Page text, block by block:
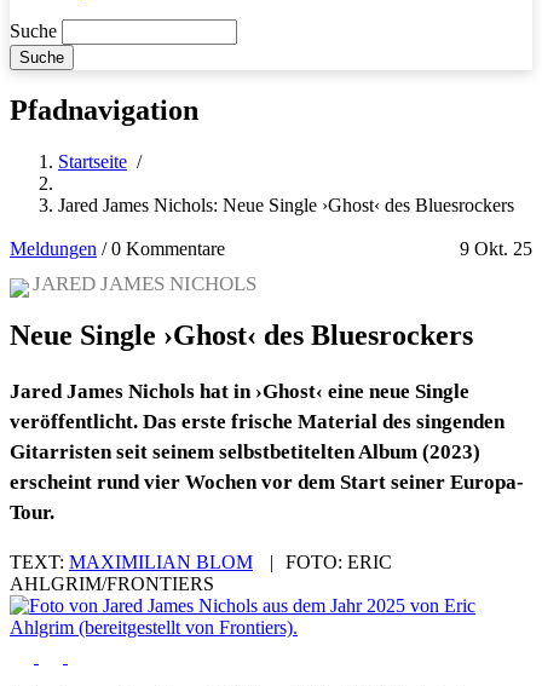
Suche
Pfadnavigation
Startseite /
Jared James Nichols: Neue Single ›Ghost‹ des Bluesrockers
Meldungen 9 Okt. 25
/0 Kommentare
JARED JAMES NICHOLS
Neue Single ›Ghost‹ des Bluesrockers
Jared James Nichols hat in ›Ghost‹ eine neue Single
veröffentlicht. Das erste frische Material des singenden
Gitarristen seit seinem selbstbetitelten Album (2023)
erscheint rund vier Wochen vor dem Start seiner Europa-
Tour.
TEXT: MAXIMILIAN BLOM | FOTO: ERIC
AHLGRIM/FRONTIERS